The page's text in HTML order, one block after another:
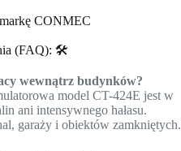
CONMEC
(FAQ): 🛠
wewnątrz budynków?
model CT-424E jest w
ani intensywnego hałasu.
garaży i obiektów zamkniętych.